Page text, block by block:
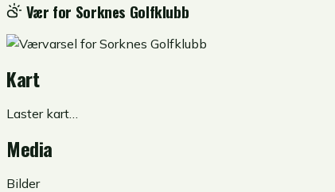
Vær for Sorknes Golfklubb
Kart
Laster kart…
Media
Bilder